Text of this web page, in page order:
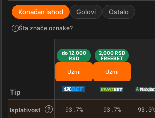
Konačan ishod Golovi Ostalo
Šta znače oznake?
Tip
do 12,000
RSD
Uzmi
2,000 RSD
FREEBET
Uzmi
Isplativost 93.7% 93.7% 93.0%